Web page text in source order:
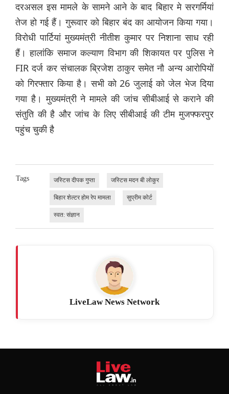
दरअसल इस मामले के सामने आने के बाद बिहार मे सरगर्मियां
तेज हो गई हैं। गुरूवार को बिहार बंद का आयोजन किया गया।
विरोधी पार्टियां मुख्यमंत्री नीतीश कुमार पर निशाना साध रही
हैं। हालांकि समाज कल्याण विभाग की शिकायत पर पुलिस ने
FIR दर्ज कर संचालक ब्रिजेश ठाकुर समेत नौ अन्य आरोपियों
को गिरफ्तार किया है। सभी को 26 जुलाई को जेल भेज दिया
गया है। मुख्यमंत्री ने मामले की जांच सीबीआई से कराने की
संतुति की है और जांच के लिए सीबीआई की टीम मुजफ्फरपुर
पहुंच चुकी है
Tags जस्टिस दीपक गुप्ता जस्टिस मदन बी लोकुर
बिहार शेल्टर होम रेप मामला सुप्रीम कोर्ट
स्वत: संज्ञान
LiveLaw News Network